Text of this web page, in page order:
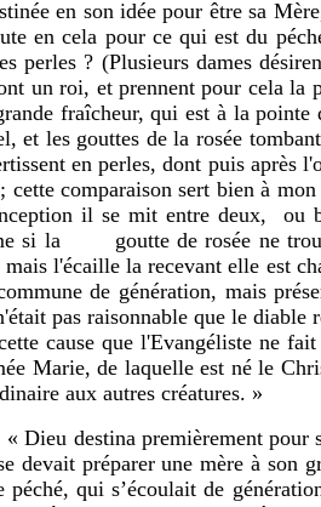
en son idée pour être sa
en cela pour ce qui est du
perles ? (Plusieurs dames
un roi, et prennent pour cela la
fraîcheur, qui est à la
et les gouttes de la rosée
en perles, dont puis après
cette comparaison sert bien à
il se mit entre deux, ou
si la goutte de rosée ne
mais l'écaille la recevant elle est
de génération, mais
pas raisonnable que le diable
cause que l'Evangéliste ne
Marie, de laquelle est né le
aux autres créatures. »
« Dieu destina premièrement pour
devait préparer une mère à son
péché, qui s’écoulait de